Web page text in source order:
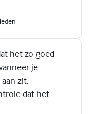
het zo goed
je
zit.
dat het